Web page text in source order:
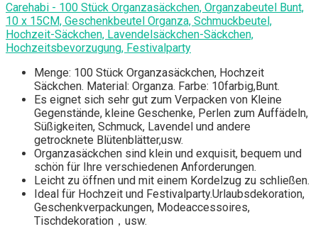
Carehabi - 100 Stück Organzasäckchen, Organzabeutel Bunt,
10 x 15CM, Geschenkbeutel Organza, Schmuckbeutel,
Hochzeit-Säckchen, Lavendelsäckchen-Säckchen,
Hochzeitsbevorzugung, Festivalparty
Menge: 100 Stück Organzasäckchen, Hochzeit
Säckchen. Material: Organza. Farbe: 10farbig,Bunt.
Es eignet sich sehr gut zum Verpacken von Kleine
Gegenstände, kleine Geschenke, Perlen zum Auffädeln,
Süßigkeiten, Schmuck, Lavendel und andere
getrocknete Blütenblätter,usw.
Organzasäckchen sind klein und exquisit, bequem und
schön für Ihre verschiedenen Anforderungen.
Leicht zu öffnen und mit einem Kordelzug zu schließen.
Ideal für Hochzeit und Festivalparty.Urlaubsdekoration,
Geschenkverpackungen, Modeaccessoires,
Tischdekoration，usw.